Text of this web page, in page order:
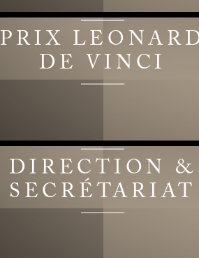
PRIX
DE VINCI
DIRECTION &
SECRÉTARIAT